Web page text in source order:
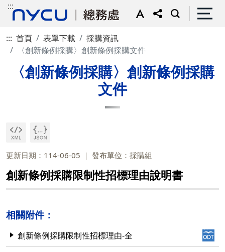
:::
::: 首頁 表單下載
採購資訊
〈創新條例採購〉創新條例採購文件
〈創新條例採購〉創新條例採購
文件
更新日期：114-06-05 發布單位：採購組
創新條例採購限制性招標理由說明書
相關附件：
創新條例採購限制性招標理由-全